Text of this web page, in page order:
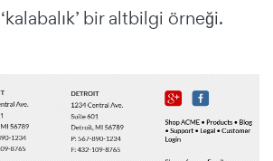
bir altbilgi örneği.